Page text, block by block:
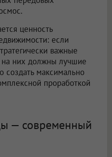
ценность
если
важные
на них должны лучшие
создать максимально
проработкой
— современный